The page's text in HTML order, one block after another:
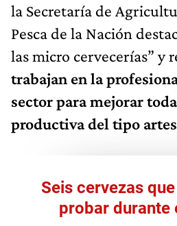
la Secretaría de
Pesca de la Nación
las micro cervecerías” y
trabajan en la
sector para mejorar
productiva del tipo
Seis cervezas
probar durante